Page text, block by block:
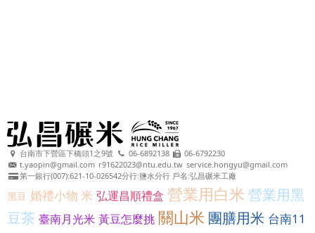
台南市下營區下橋頭1之9號 06-6892138
06-6792230
t.yaopin@gmail.com r91622023@ntu.edu.tw service.hongyu@gmail.com
第一銀行(007):621-10-026542分行:鹽水分行 戶名:弘昌碾米工廠
黑豆 婚禮小物 米 弘運昌順禮盒 營業用白米 營業用黑
豆茶 臺南月光米 黃豆怎麼挑 關山米 團膳用米 台南11